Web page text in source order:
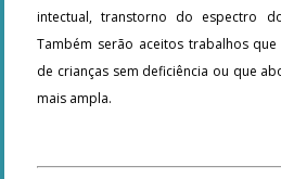
intectual, transtorno do espectro
Também serão aceitos trabalhos
de crianças sem deficiência ou que
mais ampla.